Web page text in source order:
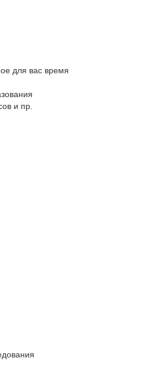
для вас время
и пр.